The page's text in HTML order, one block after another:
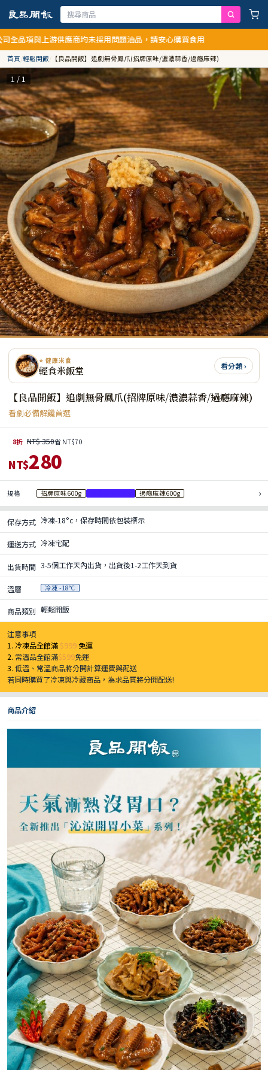
游供應商均未採用問題油品，請安心購買食用
首頁/輕鬆開飯/ 【良品開飯】追劇無骨鳳爪(招牌原味/濃濃蒜香/過癮麻辣)
1 / 1
⭐ 健康米食
輕食米飯堂 看分類 ›
【良品開飯】追劇無骨鳳爪(招牌原味/濃濃蒜香/過癮麻辣)
看劇必備解饞首選
8折 NT$ 350省 NT$70
NT$280
規格 招牌原味600g 過癮麻辣600g ›
保存方式 冷凍-18°c，保存時間依包裝標示
運送方式 冷凍宅配
出貨時間 3-5個工作天內出貨，出貨後1-2工作天到貨
溫層 冷凍 -18°C
商品類別 輕鬆開飯
注意事項
1. 冷凍品全館滿 $999免運
2. 常溫品全館滿$599免運
3.低溫、常溫商品將分開計算運費與配送
若同時購買了冷凍與冷藏商品，為求品質將分開配送!
商品介紹